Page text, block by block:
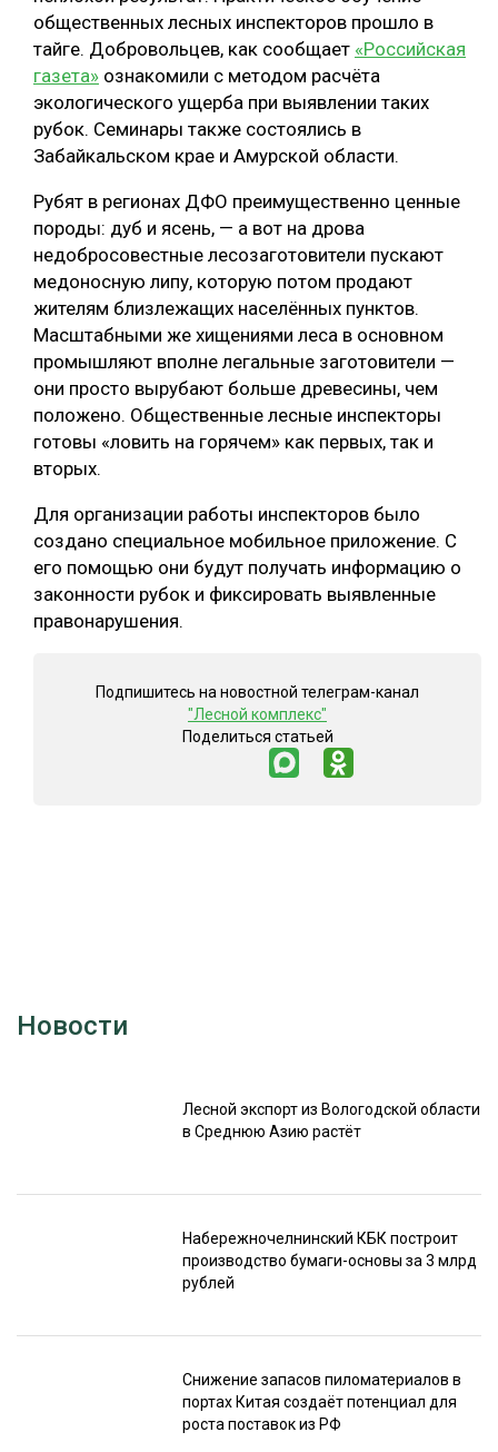
общественных лесных инспекторов прошло в
тайге. Добровольцев, как сообщает «Российская
газета» ознакомили с методом расчёта
экологического ущерба при выявлении таких
рубок. Семинары также состоялись в
Забайкальском крае и Амурской области.
Рубят в регионах ДФО преимущественно ценные
породы: дуб и ясень, — а вот на дрова
недобросовестные лесозаготовители пускают
медоносную липу, которую потом продают
жителям близлежащих населённых пунктов.
Масштабными же хищениями леса в основном
промышляют вполне легальные заготовители —
они просто вырубают больше древесины, чем
положено. Общественные лесные инспекторы
готовы «ловить на горячем» как первых, так и
вторых.
Для организации работы инспекторов было
создано специальное мобильное приложение. С
его помощью они будут получать информацию о
законности рубок и фиксировать выявленные
правонарушения.
Подпишитесь на новостной телеграм-канал
"Лесной комплекс"
Поделиться статьей
Новости
Лесной экспорт из Вологодской области
в Среднюю Азию растёт
Набережночелнинский КБК построит
производство бумаги-основы за 3 млрд
рублей
Снижение запасов пиломатериалов в
портах Китая создаёт потенциал для
роста поставок из РФ